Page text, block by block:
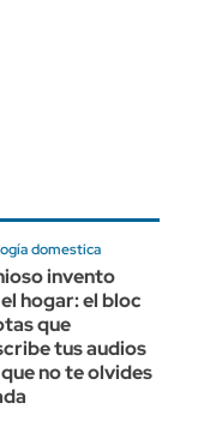
domestica
invento
hogar: el bloc
que
tus audios
no te olvides